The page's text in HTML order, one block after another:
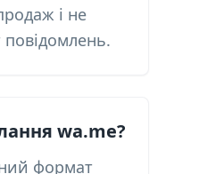
і не
повідомлень.
wa.me?
формат